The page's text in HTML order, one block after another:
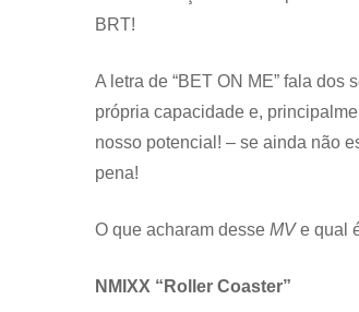
BRT!
A letra de “BET ON ME” fala
própria capacidade e,
nosso potencial! – se ainda não
pena!
O que acharam desse MVe qual
NMIXX “Roller Coaster”